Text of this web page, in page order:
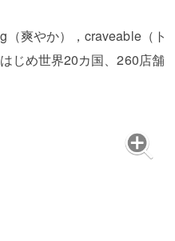
爽やか），craveable（ト
じめ世界20カ国、260店舗